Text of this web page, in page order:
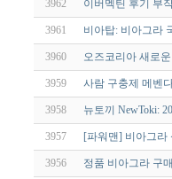
3962 이버멕틴 후기 부
3961 비아탑: 비아그라
3960 오즈코리아 새로
3959 사람 구충제 메벤
3958 뉴토끼 NewToki:
3957 [파워맨] 비아그라
3956 정품 비아그라 구